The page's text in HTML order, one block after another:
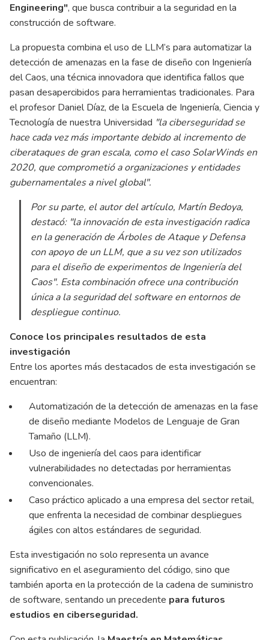
Engineering", que busca contribuir a la seguridad en la
construcción de software.
La propuesta combina el uso de LLM’s para automatizar la
detección de amenazas en la fase de diseño con Ingeniería
del Caos, una técnica innovadora que identifica fallos que
pasan desapercibidos para herramientas tradicionales. Para
el profesor Daniel Díaz, de la Escuela de Ingeniería, Ciencia y
Tecnología de nuestra Universidad "la ciberseguridad se
hace cada vez más importante debido al incremento de
ciberataques de gran escala, como el caso SolarWinds en
2020, que comprometió a organizaciones y entidades
gubernamentales a nivel global".
Por su parte, el autor del artículo, Martín Bedoya,
destacó:"la innovación de esta investigación radica
en la generación de Árboles de Ataque y Defensa
con apoyo de un LLM, que a su vez son utilizados
para el diseño de experimentos de Ingeniería del
Caos". Esta combinación ofrece una contribución
única a la seguridad del software en entornos de
despliegue continuo.
Conoce los principales resultados de esta
investigación
Entre los aportes más destacados de esta investigación se
encuentran:
Automatización de la detección de amenazas en la fase
de diseño mediante Modelos de Lenguaje de Gran
Tamaño (LLM).
Uso de ingeniería del caos para identificar
vulnerabilidades no detectadas por herramientas
convencionales.
Caso práctico aplicado a una empresa del sector retail,
que enfrenta la necesidad de combinar despliegues
ágiles con altos estándares de seguridad.
Esta investigación no solo representa un avance
significativo en el aseguramiento del código, sino que
también aporta en la protección de la cadena de suministro
de software, sentando un precedente para futuros
estudios en ciberseguridad.